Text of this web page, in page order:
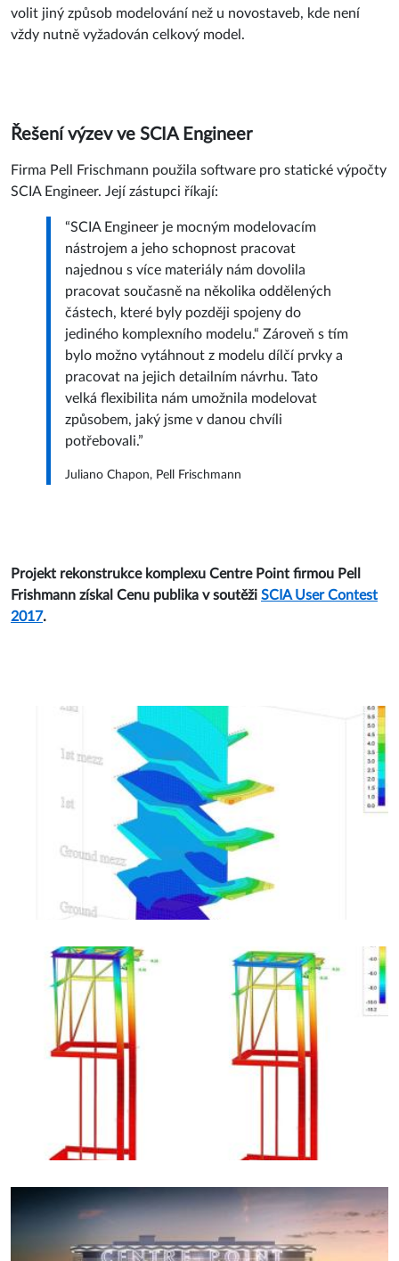
volit jiný způsob modelování než u novostaveb, kde není
vždy nutně vyžadován celkový model.
Řešení výzev ve SCIA Engineer
Firma Pell Frischmann použila software pro statické výpočty
SCIA Engineer. Její zástupci říkají:
“SCIA Engineer je mocným modelovacím
nástrojem a jeho schopnost pracovat
najednou s více materiály nám dovolila
pracovat současně na několika oddělených
částech, které byly později spojeny do
jediného komplexního modelu.“ Zároveň s tím
bylo možno vytáhnout z modelu dílčí prvky a
pracovat na jejich detailním návrhu. Tato
velká flexibilita nám umožnila modelovat
způsobem, jaký jsme v danou chvíli
potřebovali.”
Juliano Chapon, Pell Frischmann
Projekt rekonstrukce komplexu Centre Point firmou Pell
Frishmann získal Cenu publika v soutěži SCIA User Contest
2017.